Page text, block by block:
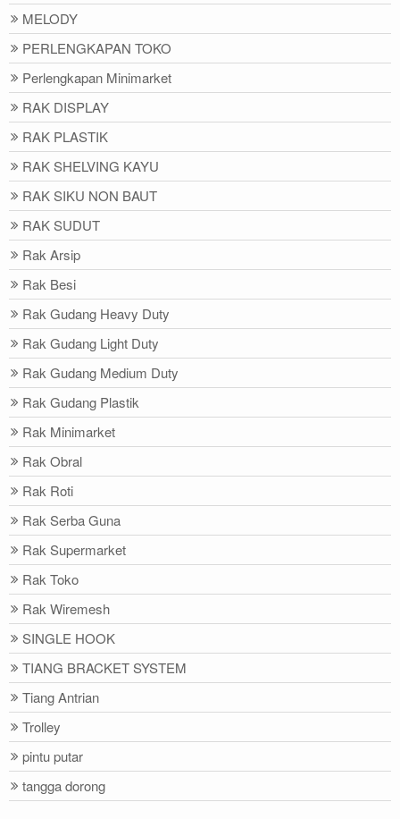
MELODY
PERLENGKAPAN TOKO
Perlengkapan Minimarket
RAK DISPLAY
RAK PLASTIK
RAK SHELVING KAYU
RAK SIKU NON BAUT
RAK SUDUT
Rak Arsip
Rak Besi
Rak Gudang Heavy Duty
Rak Gudang Light Duty
Rak Gudang Medium Duty
Rak Gudang Plastik
Rak Minimarket
Rak Obral
Rak Roti
Rak Serba Guna
Rak Supermarket
Rak Toko
Rak Wiremesh
SINGLE HOOK
TIANG BRACKET SYSTEM
Tiang Antrian
Trolley
pintu putar
tangga dorong